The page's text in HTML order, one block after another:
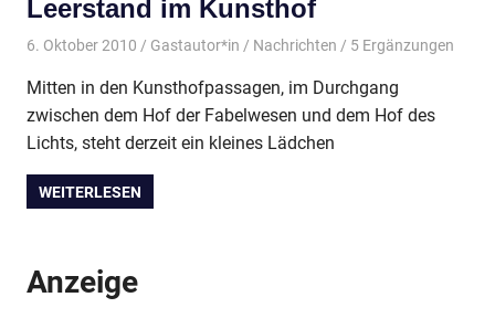
Leerstand im Kunsthof
6. Oktober 2010 Gastautor*in Nachrichten / 5 Ergänzungen
Mitten in den Kunsthofpassagen, im Durchgang
zwischen dem Hof der Fabelwesen und dem Hof des
Lichts, steht derzeit ein kleines Lädchen
WEITERLESEN
Anzeige